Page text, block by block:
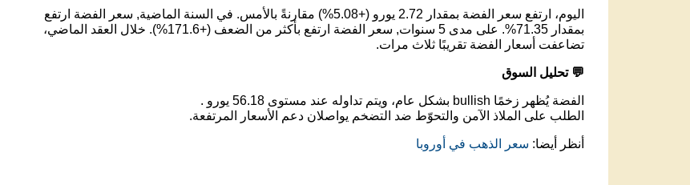
اليوم، ارتفع سعر الفضة بمقدار 2.72 يورو (+5.08%) مقارنةً بالأمس. في السنة الماضية, سعر الفضة ارتفع
بمقدار 71.35%. على مدى 5 سنوات, سعر الفضة ارتفع بأكثر من الضعف (+171.6%). خلال العقد الماضي،
تضاعفت أسعار الفضة تقريبًا ثلاث مرات.
💬 تحليل السوق
الفضة يُظهر زخمًا bullish بشكل عام، ويتم تداوله عند مستوى 56.18 يورو .
الطلب على الملاذ الآمن والتحوّط ضد التضخم يواصلان دعم الأسعار المرتفعة.
أنظر أيضا: سعر الذهب في أوروبا